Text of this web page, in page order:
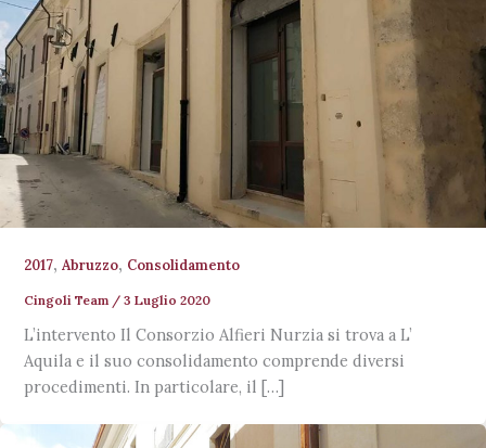
2017, Abruzzo, Consolidamento
Cingoli Team / 3 Luglio 2020
L’intervento Il Consorzio Alfieri Nurzia si trova a L’
Aquila e il suo consolidamento comprende diversi
procedimenti. In particolare, il […]